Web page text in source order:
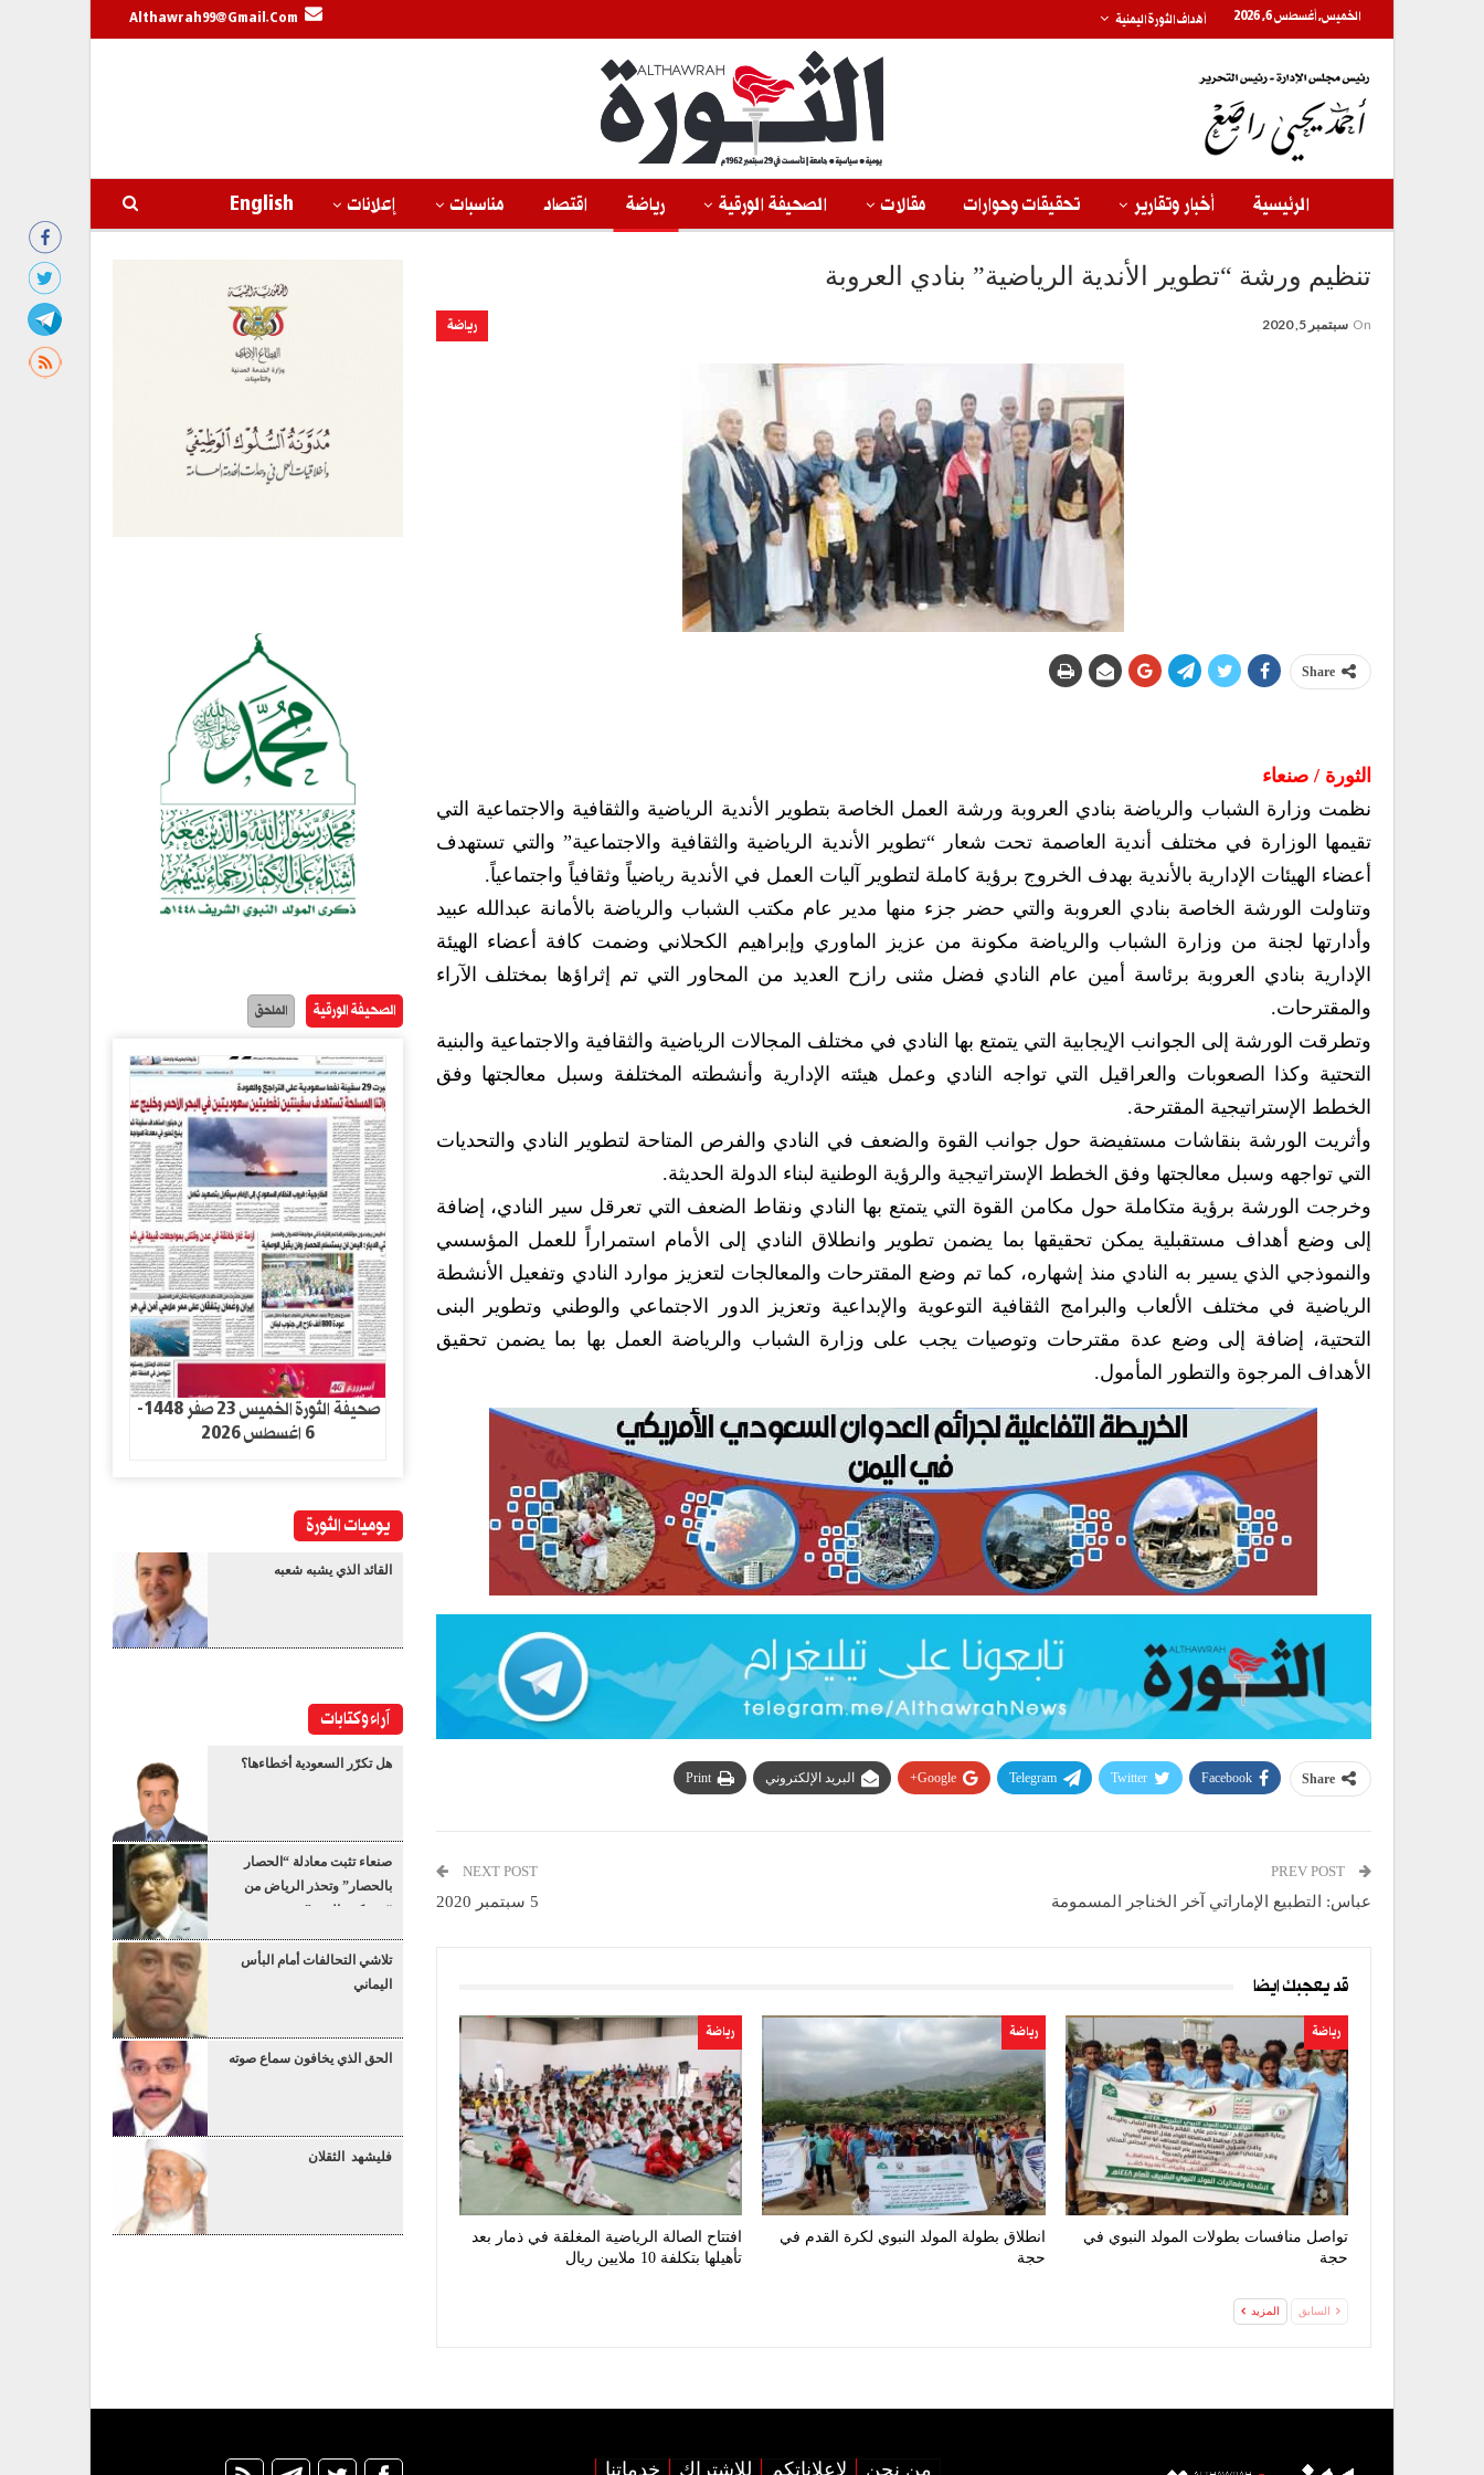
الخميس, أغسطس 6, 2026 أهداف الثورة اليمنية Althawrah99@gmail.com
الرئيسية أخبار وتقارير تحقيقات وحوارات مقالات الصحيفة الورقية رياضة اقتصاد مناسبات إعلانات English
تنظيم ورشة “تطوير الأندية الرياضية” بنادي العروبة
رياضة On سبتمبر 5, 2020
Share
الثورة / صنعاء
نظمت وزارة الشباب والرياضة بنادي العروبة ورشة العمل الخاصة بتطوير الأندية الرياضية والثقافية والاجتماعية التي
تقيمها الوزارة في مختلف أندية العاصمة تحت شعار “تطوير الأندية الرياضية والثقافية والاجتماعية” والتي تستهدف
أعضاء الهيئات الإدارية بالأندية بهدف الخروج برؤية كاملة لتطوير آليات العمل في الأندية رياضياً وثقافياً واجتماعياً.
وتناولت الورشة الخاصة بنادي العروبة والتي حضر جزء منها مدير عام مكتب الشباب والرياضة بالأمانة عبدالله عبيد
وأدارتها لجنة من وزارة الشباب والرياضة مكونة من عزيز الماوري وإبراهيم الكحلاني وضمت كافة أعضاء الهيئة
الإدارية بنادي العروبة برئاسة أمين عام النادي فضل مثنى رازح العديد من المحاور التي تم إثراؤها بمختلف الآراء
والمقترحات.
وتطرقت الورشة إلى الجوانب الإيجابية التي يتمتع بها النادي في مختلف المجالات الرياضية والثقافية والاجتماعية والبنية
التحتية وكذا الصعوبات والعراقيل التي تواجه النادي وعمل هيئته الإدارية وأنشطته المختلفة وسبل معالجتها وفق
الخطط الإستراتيجية المقترحة.
وأثريت الورشة بنقاشات مستفيضة حول جوانب القوة والضعف في النادي والفرص المتاحة لتطوير النادي والتحديات
التي تواجهه وسبل معالجتها وفق الخطط الإستراتيجية والرؤية الوطنية لبناء الدولة الحديثة.
وخرجت الورشة برؤية متكاملة حول مكامن القوة التي يتمتع بها النادي ونقاط الضعف التي تعرقل سير النادي، إضافة
إلى وضع أهداف مستقبلية يمكن تحقيقها بما يضمن تطوير وانطلاق النادي إلى الأمام استمراراً للعمل المؤسسي
والنموذجي الذي يسير به النادي منذ إشهاره، كما تم وضع المقترحات والمعالجات لتعزيز موارد النادي وتفعيل الأنشطة
الرياضية في مختلف الألعاب والبرامج الثقافية التوعوية والإبداعية وتعزيز الدور الاجتماعي والوطني وتطوير البنى
التحتية، إضافة إلى وضع عدة مقترحات وتوصيات يجب على وزارة الشباب والرياضة العمل بها بما يضمن تحقيق
الأهداف المرجوة والتطور المأمول.
Share
Facebook
Twitter
Telegram
Google+ البريد الإلكتروني Print
عباس: التطبيع الإماراتي آخر الخناجر المسمومة
NEXT POST
5 سبتمبر 2020
قد يعجبك ايضا
رياضة
تواصل منافسات بطولات المولد النبوي في
حجة
رياضة
انطلاق بطولة المولد النبوي لكرة القدم في
حجة
رياضة
افتتاح الصالة الرياضية المغلقة في ذمار بعد
تأهيلها بتكلفة 10 ملايين ريال
السابق المزيد
الصحيفة الورقية الملحق
صحيفة الثورة الخميس 23 صفر 1448-
6 اغسطس 2026
يوميات الثورة
القائد الذي يشبه شعبه
آراء وكتابات
هل تكرّر السعودية أخطاءها؟
صنعاء تثبت معادلة “الحصار
بالحصار” وتحذر الرياض من
“عسكرة البحر”
تلاشي التحالفات أمام البأس
اليماني
الحق الذي يخافون سماع صوته
فليشهد الثقلان
من نحن لإعلاناتكم للإشتراك خدماتنا